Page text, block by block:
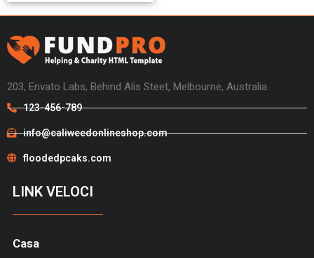
203, Envato Labs, Behind Alis Steet, Melbourne, Australia.
123-456-789
info@caliweedonlineshop.com
floodedpcaks.com
LINK VELOCI
Casa